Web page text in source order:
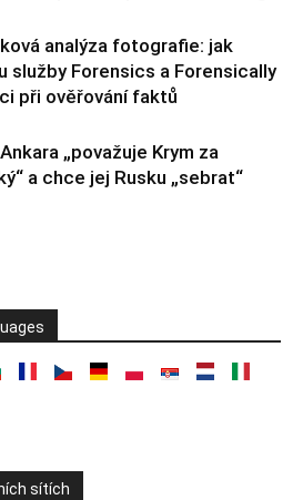
analýza fotografie: jak
služby Forensics a Forensically
při ověřování faktů
„považuje Krym za
a chce jej Rusku „sebrat“
sítích